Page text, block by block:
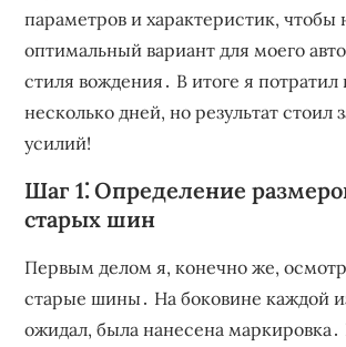
параметров и характеристик, чтобы
оптимальный вариант для моего
стиля вождения․ В итоге я потратил
несколько дней, но результат стоил
усилий!
Шаг 1⁚ Определение
старых шин
Первым делом я, конечно же,
старые шины․ На боковине каждой
ожидал, была нанесена маркировка․